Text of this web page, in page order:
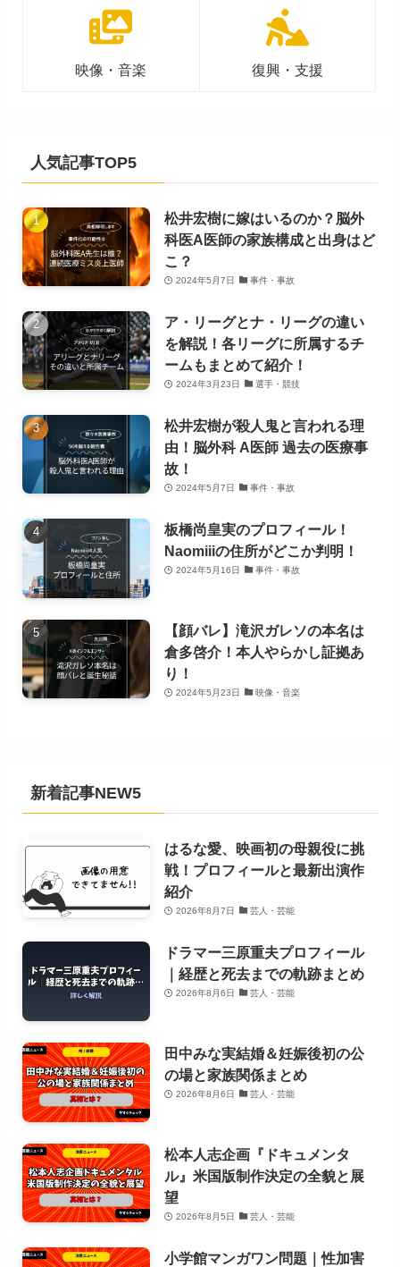
映像・音楽 復興・支援
人気記事TOP5
松井宏樹に嫁はいるのか？脳外
科医A医師の家族構成と出身はど
こ？
2024年5月7日 事件・事故
ア・リーグとナ・リーグの違い
を解説！各リーグに所属するチ
ームもまとめて紹介！
2024年3月23日 選手・競技
松井宏樹が殺人鬼と言われる理
由！脳外科 A医師 過去の医療事
故！
2024年5月7日 事件・事故
板橋尚皇実のプロフィール！
Naomiiiの住所がどこか判明！
2024年5月16日 事件・事故
【顔バレ】滝沢ガレソの本名は
倉多啓介！本人やらかし証拠あ
り！
2024年5月23日 映像・音楽
新着記事NEW5
はるな愛、映画初の母親役に挑
戦！プロフィールと最新出演作
紹介
2026年8月7日 芸人・芸能
ドラマー三原重夫プロフィール
｜経歴と死去までの軌跡まとめ
2026年8月6日 芸人・芸能
田中みな実結婚＆妊娠後初の公
の場と家族関係まとめ
2026年8月6日 芸人・芸能
松本人志企画『ドキュメンタ
ル』米国版制作決定の全貌と展
望
2026年8月5日 芸人・芸能
小学館マンガワン問題｜性加害